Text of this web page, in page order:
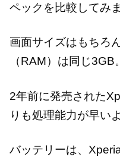
ペックを比較してみ
画面サイズはもちろ
（RAM）は同じ3GB。
2年前に発売された
りも処理能力が早い
バッテリーは、